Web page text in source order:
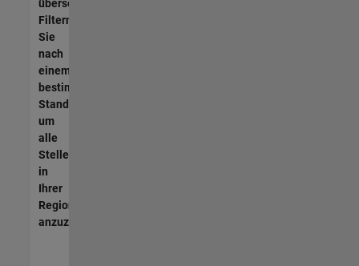
übersetzt.
Filtern
Sie
nach
einem
bestimmten
Standort,
um
alle
Stellenangebote
in
Ihrer
Region
anzuzeigen.